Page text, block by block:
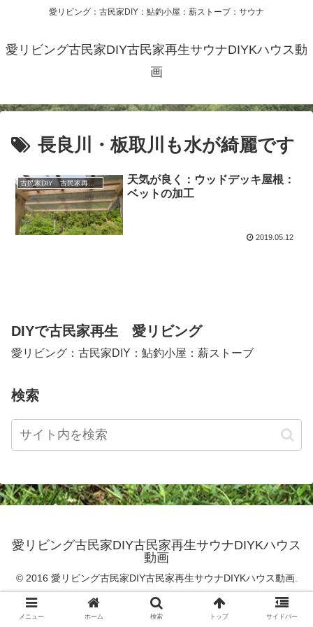
愛リビング：古民家DIY：鮎釣小屋：薪ストーブ：サウナ
愛リビング古民家DIY古民家再生サウナDIYKハウス動
画
長良川・板取川も水が綺麗です
天気が良く：ウッドデッキ屋根：
ベットの加工
2019.05.12
DIYで古民家再生 愛リビング
愛リビング：古民家DIY：鮎釣小屋：薪ストーブ
検索
愛リビング古民家DIY古民家再生サウナDIYKハウス
動画
© 2016 愛リビング古民家DIY古民家再生サウナDIYKハウス動画.
メニュー ホーム 検索 トップ サイドバー